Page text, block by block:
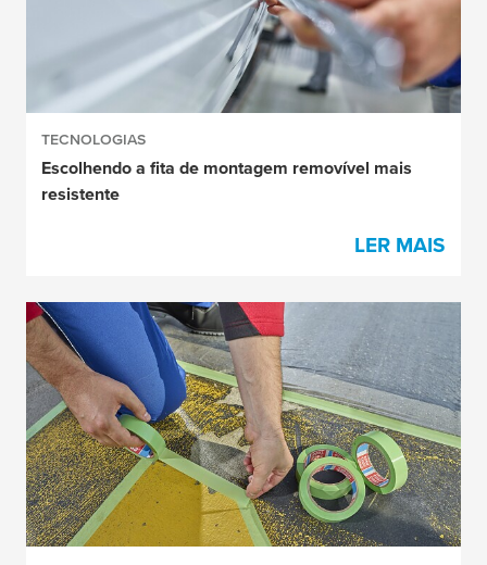
TECNOLOGIAS
Escolhendo a fita de montagem removível mais
resistente
LER MAIS